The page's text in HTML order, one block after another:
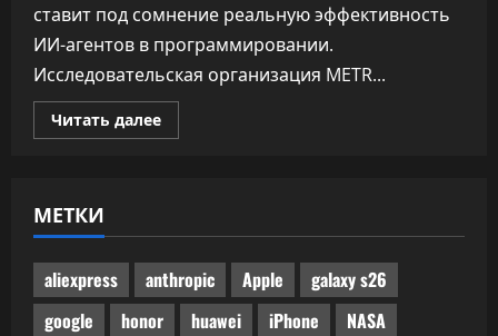
ставит под сомнение реальную эффективность
ИИ-агентов в программировании.
Исследовательская организация METR...
Читать далееПрочитать
больше
не
прошла
ручного
код-
ревью
МЕТКИ
aliexpress anthropic Apple
galaxy s26
google
honor huawei iPhone
NASA